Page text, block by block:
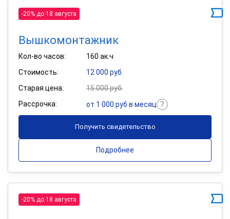
-20% до 18 августа
Вышкомонтажник
Кол-во часов:
160 ак.ч
Стоимость:
12 000 руб.
Старая цена:
15 000 руб.
Рассрочка:
от 1 000 руб в месяц
Получить свидетельство
Подробнее
-20% до 18 августа